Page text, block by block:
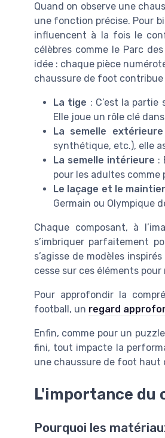
Quand on observe une
une fonction précise. Pour
influencent à la fois le
célèbres comme le Parc
idée : chaque pièce
chaussure de foot contribue
La tige : C’est la
Elle joue un rôle clé
La semelle extérieure
synthétique, etc.), elle
La semelle intérieure :
pour les adultes comme
Le laçage et le
Germain ou Olympique
Chaque composant, à
s’imbriquer parfaitement
s’agisse de modèles
cesse sur ces éléments
Pour approfondir la
football, un regard
Enfin, comme pour un
fini, tout impacte la
une chaussure de foot haut
L'importance du
Pourquoi les